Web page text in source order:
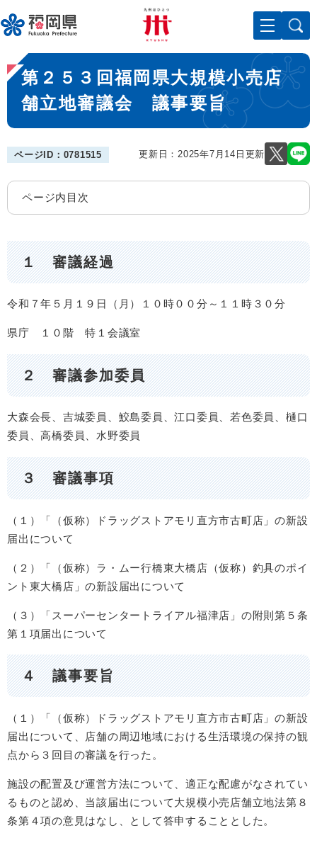
ー
ジ
先
頭
。
メニューを飛ばして本文へ
本
文
第２５３回福岡県大規模小売店
舗立地審議会 議事要旨
ページID：0781515 更新日：2025年7月14日更新
ページ内目次
１ 審議経過
令和７年５月１９日（月）１０時００分～１１時３０分
県庁 １０階 特１会議室
２ 審議参加委員
大森会長、吉城委員、鮫島委員、江口委員、若色委員、樋口
委員、高橋委員、水野委員
３ 審議事項
（１）「（仮称）ドラッグストアモリ直方市古町店」の新設
届出について
（２）「（仮称）ラ・ムー行橋東大橋店（仮称）釣具のポイ
ント東大橋店」の新設届出について
（３）「スーパーセンタートライアル福津店」の附則第５条
第１項届出について
４ 議事要旨
（１）「（仮称）ドラッグストアモリ直方市古町店」の新設
届出について、店舗の周辺地域における生活環境の保持の観
点から３回目の審議を行った。
施設の配置及び運営方法について、適正な配慮がなされてい
るものと認め、当該届出について大規模小売店舗立地法第８
条第４項の意見はなし、として答申することとした。